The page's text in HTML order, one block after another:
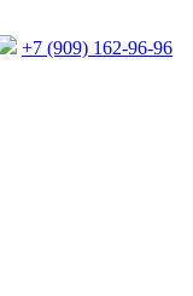
+7 (909) 162-96-96